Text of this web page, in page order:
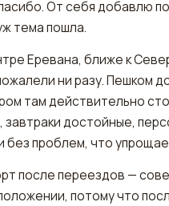
От себя добавлю
тема пошла.
Еревана, ближе к
ни разу. Пешком
там действительно
завтраки достойные,
без проблем, что
после переездов —
потому что